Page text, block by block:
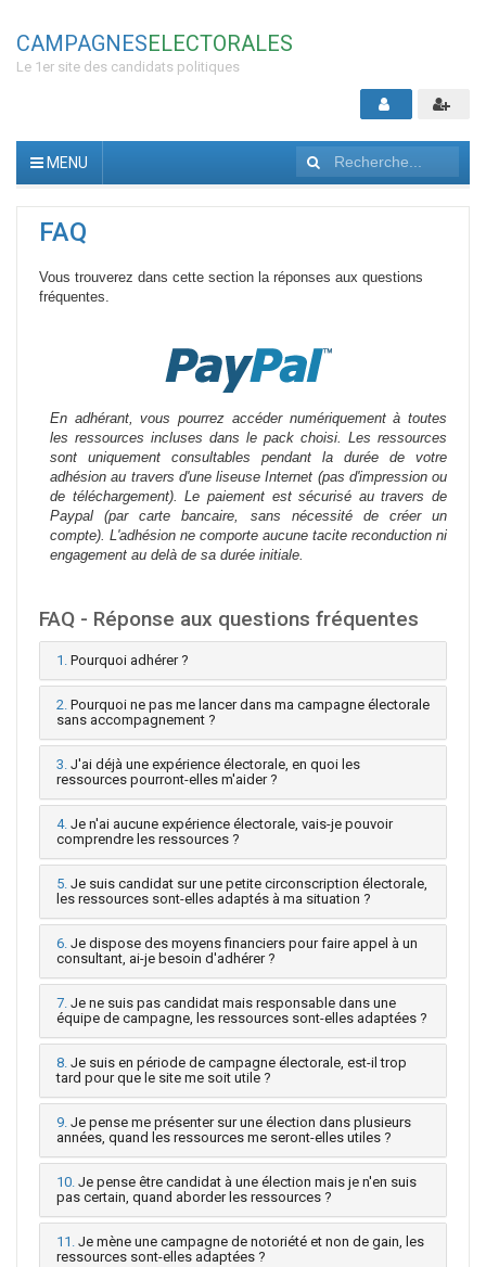
CAMPAGNESELECTORALES
Le 1er site des candidats politiques
Rechercher
FAQ
Vous trouverez dans cette section la réponses aux questions
fréquentes.
En adhérant, vous pourrez accéder numériquement à toutes
les ressources incluses dans le pack choisi. Les ressources
sont uniquement consultables pendant la durée de votre
adhésion au travers d'une liseuse Internet (pas d'impression ou
de téléchargement). Le paiement est sécurisé au travers de
Paypal (par carte bancaire, sans nécessité de créer un
compte). L'adhésion ne comporte aucune tacite reconduction ni
engagement au delà de sa durée initiale.
FAQ - Réponse aux questions fréquentes
1. Pourquoi adhérer ?
2. Pourquoi ne pas me lancer dans ma campagne électorale
sans accompagnement ?
3. J'ai déjà une expérience électorale, en quoi les
ressources pourront-elles m'aider ?
4. Je n'ai aucune expérience électorale, vais-je pouvoir
comprendre les ressources ?
5. Je suis candidat sur une petite circonscription électorale,
les ressources sont-elles adaptés à ma situation ?
6. Je dispose des moyens financiers pour faire appel à un
consultant, ai-je besoin d'adhérer ?
7. Je ne suis pas candidat mais responsable dans une
équipe de campagne, les ressources sont-elles adaptées ?
8. Je suis en période de campagne électorale, est-il trop
tard pour que le site me soit utile ?
9. Je pense me présenter sur une élection dans plusieurs
années, quand les ressources me seront-elles utiles ?
10. Je pense être candidat à une élection mais je n'en suis
pas certain, quand aborder les ressources ?
11. Je mène une campagne de notoriété et non de gain, les
ressources sont-elles adaptées ?